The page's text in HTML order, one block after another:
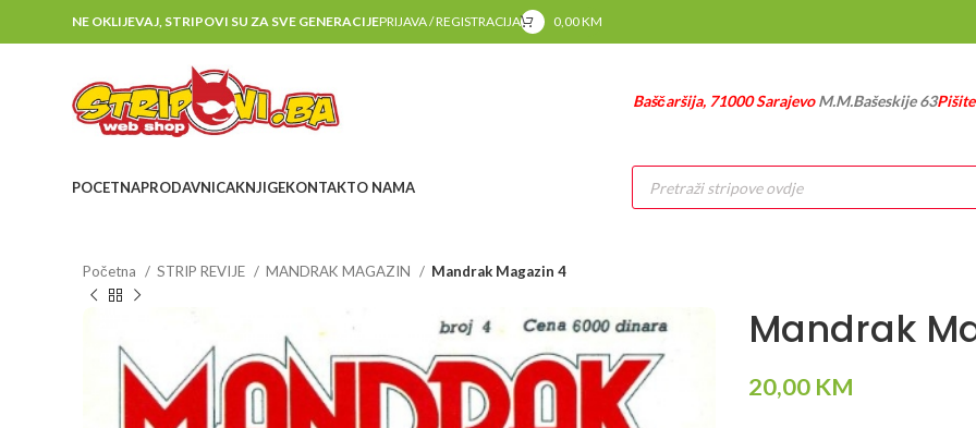
NE OKLIJEVAJ, STRIPOVI SU ZA SVE GENERACIJEPRIJAVA / REGISTRACIJA 0,00KM
Baščaršija, 71000 SarajevoM.M.Bašeskije 63
POCETNAPRODAVNICAKNJIGEKONTAKTO NAMA
Products
search
Početna STRIP REVIJE MANDRAK MAGAZIN Mandrak Magazin 4
Mandrak
20,00 KM